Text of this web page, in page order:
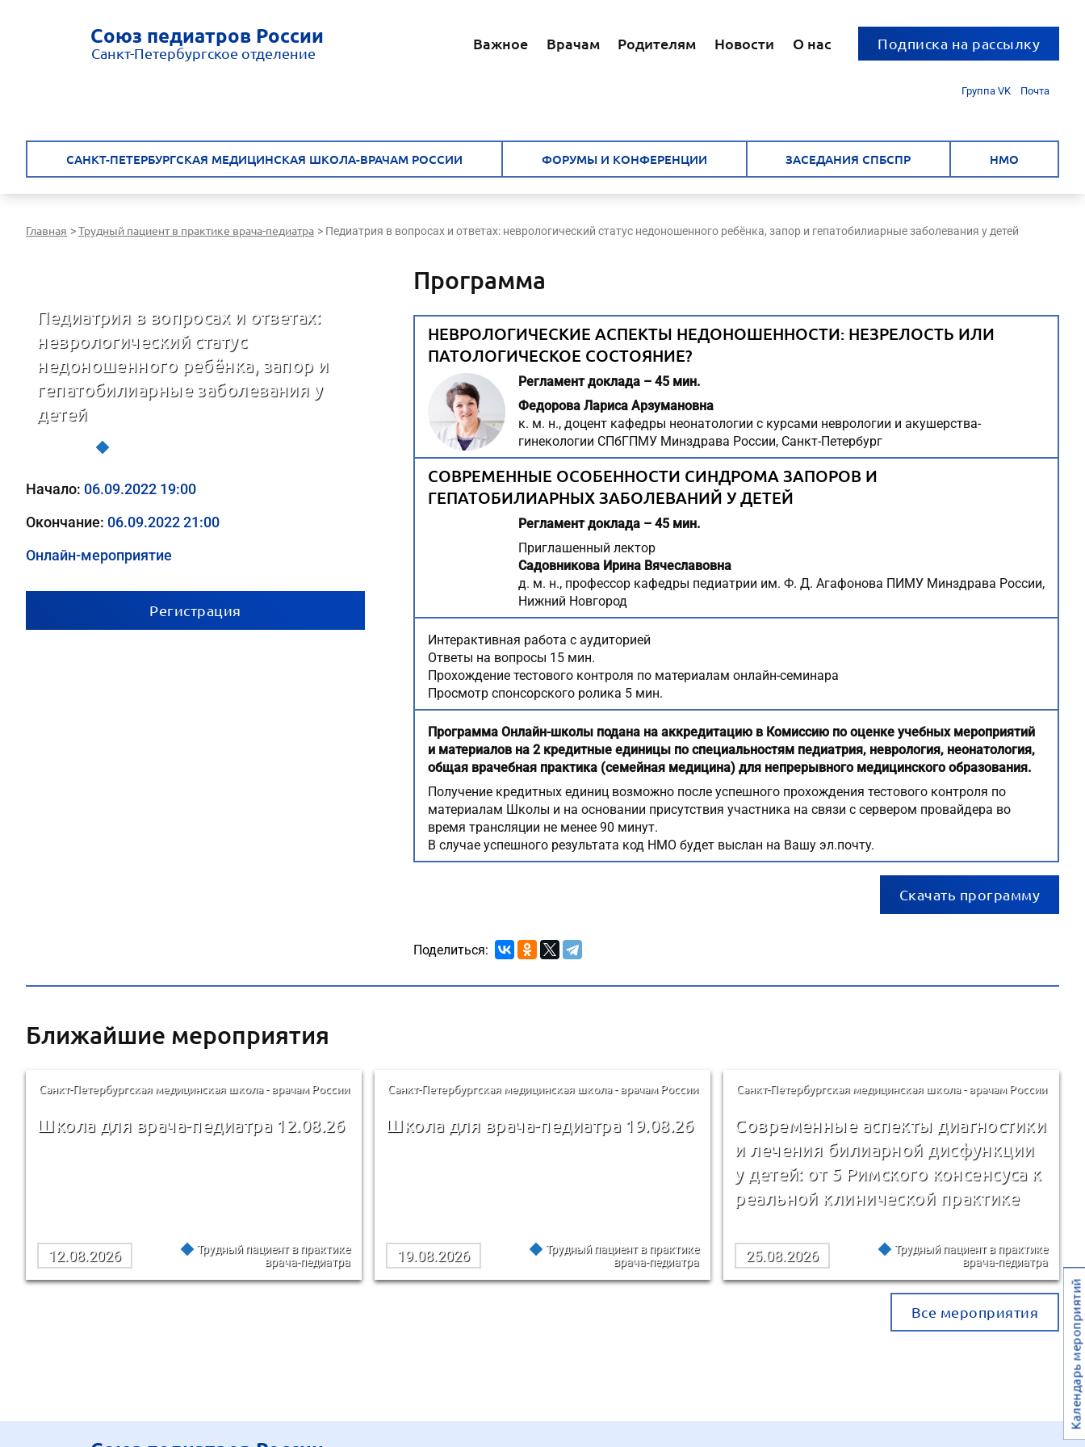
Союз педиатров России
Санкт-Петербургское отделение
Важное Врачам Родителям Новости О нас Подписка на рассылку
Группа VK Почта
САНКТ-ПЕТЕРБУРГСКАЯ МЕДИЦИНСКАЯ ШКОЛА-ВРАЧАМ РОССИИ ФОРУМЫ И КОНФЕРЕНЦИИ ЗАСЕДАНИЯ СПБСПР НМО
Главная >Трудный пациент в практике врача-педиатра > Педиатрия в вопросах и ответах: неврологический статус недоношенного ребёнка, запор и гепатобилиарные заболевания у детей
Педиатрия в вопросах и ответах:
неврологический статус
недоношенного ребёнка, запор и
гепатобилиарные заболевания у
детей
Начало: 06.09.2022 19:00
Окончание: 06.09.2022 21:00
Онлайн-мероприятие
Регистрация
Программа
НЕВРОЛОГИЧЕСКИЕ АСПЕКТЫ НЕДОНОШЕННОСТИ: НЕЗРЕЛОСТЬ ИЛИ
ПАТОЛОГИЧЕСКОЕ СОСТОЯНИЕ?
Регламент доклада – 45 мин.
Федорова Лариса Арзумановна
к. м. н., доцент кафедры неонатологии с курсами неврологии и акушерства-
гинекологии СПбГПМУ Минздрава России, Санкт-Петербург
СОВРЕМЕННЫЕ ОСОБЕННОСТИ СИНДРОМА ЗАПОРОВ И
ГЕПАТОБИЛИАРНЫХ ЗАБОЛЕВАНИЙ У ДЕТЕЙ
Регламент доклада – 45 мин.
Приглашенный лектор
Садовникова Ирина Вячеславовна
д. м. н., профессор кафедры педиатрии им. Ф. Д. Агафонова ПИМУ Минздрава России,
Нижний Новгород
Интерактивная работа с аудиторией
Ответы на вопросы 15 мин.
Прохождение тестового контроля по материалам онлайн-семинара
Просмотр спонсорского ролика 5 мин.
Программа Онлайн-школы подана на аккредитацию в Комиссию по оценке учебных мероприятий
и материалов на 2 кредитные единицы по специальностям педиатрия, неврология, неонатология,
общая врачебная практика (семейная медицина) для непрерывного медицинского образования.
Получение кредитных единиц возможно после успешного прохождения тестового контроля по
материалам Школы и на основании присутствия участника на связи с сервером провайдера во
время трансляции не менее 90 минут.
В случае успешного результата код НМО будет выслан на Вашу эл.почту.
Скачать программу
Поделиться:
Ближайшие мероприятия
Санкт-Петербургская медицинская школа - врачам России
Школа для врача-педиатра 12.08.26
12.08.2026
Трудный пациент в практике
врача-педиатра
Санкт-Петербургская медицинская школа - врачам России
Школа для врача-педиатра 19.08.26
19.08.2026
Трудный пациент в практике
врача-педиатра
Санкт-Петербургская медицинская школа - врачам России
Современные аспекты диагностики
и лечения билиарной дисфункции
у детей: от 5 Римского консенсуса к
реальной клинической практике
25.08.2026
Трудный пациент в практике
врача-педиатра
Все мероприятия Календарь мероприятий